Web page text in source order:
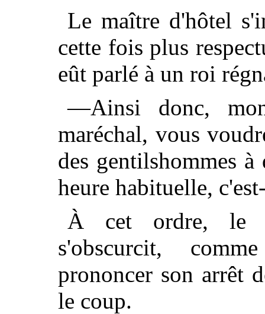
Le maître d'hôtel
cette fois plus
eût parlé à un roi
—Ainsi donc,
maréchal, vous
des gentilshommes
heure habituelle,
À cet ordre, le
s'obscurcit,
prononcer son arrêt
le coup.